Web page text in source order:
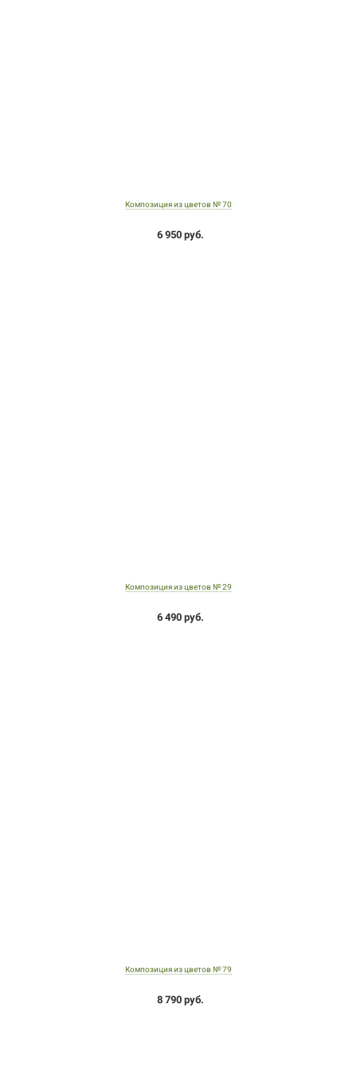
Композиция из цветов № 70
6 950 руб.
Композиция из цветов № 29
6 490 руб.
Композиция из цветов № 79
8 790 руб.